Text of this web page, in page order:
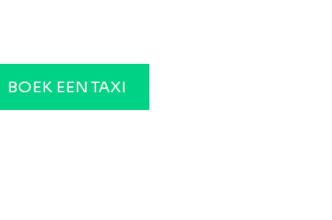
BOEK EEN TAXI